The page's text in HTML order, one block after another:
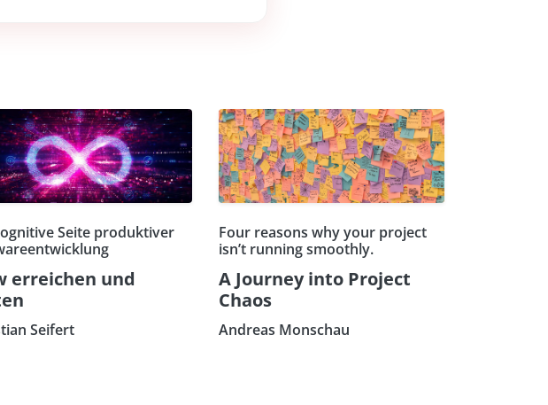
Seite produktiver
erreichen und
Seifert
Four reasons why your project
isn’t running smoothly.
A Journey into Project
Chaos
Andreas Monschau